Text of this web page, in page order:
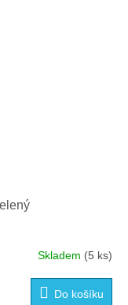
Skladem (5 ks)
Do košíku